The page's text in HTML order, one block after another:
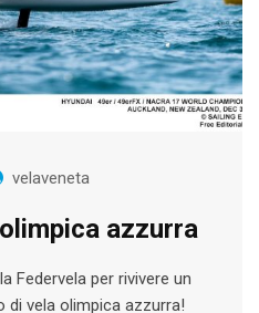
velaveneta
azzurra
Federvela per rivivere un
di vela olimpica azzurra!